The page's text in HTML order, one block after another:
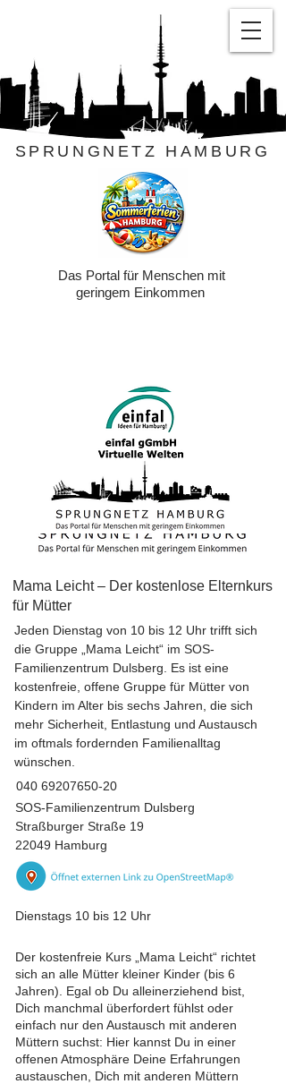
SPRUNGNETZ HAMBURG
Das Portal für Menschen mit
geringem Einkommen
Mama Leicht – Der kostenlose Elternkurs
für Mütter
Jeden Dienstag von 10 bis 12 Uhr trifft sich
die Gruppe „Mama Leicht“ im SOS-
Familienzentrum Dulsberg. Es ist eine
kostenfreie, offene Gruppe für Mütter von
Kindern im Alter bis sechs Jahren, die sich
mehr Sicherheit, Entlastung und Austausch
im oftmals fordernden Familienalltag
wünschen.
040 69207650-20
SOS-Familienzentrum Dulsberg
Straßburger Straße 19
22049 Hamburg
Dienstags 10 bis 12 Uhr
Der kostenfreie Kurs „Mama Leicht“ richtet
sich an alle Mütter kleiner Kinder (bis 6
Jahren). Egal ob Du alleinerziehend bist,
Dich manchmal überfordert fühlst oder
einfach nur den Austausch mit anderen
Müttern suchst: Hier kannst Du in einer
offenen Atmosphäre Deine Erfahrungen
austauschen, Dich mit anderen Müttern